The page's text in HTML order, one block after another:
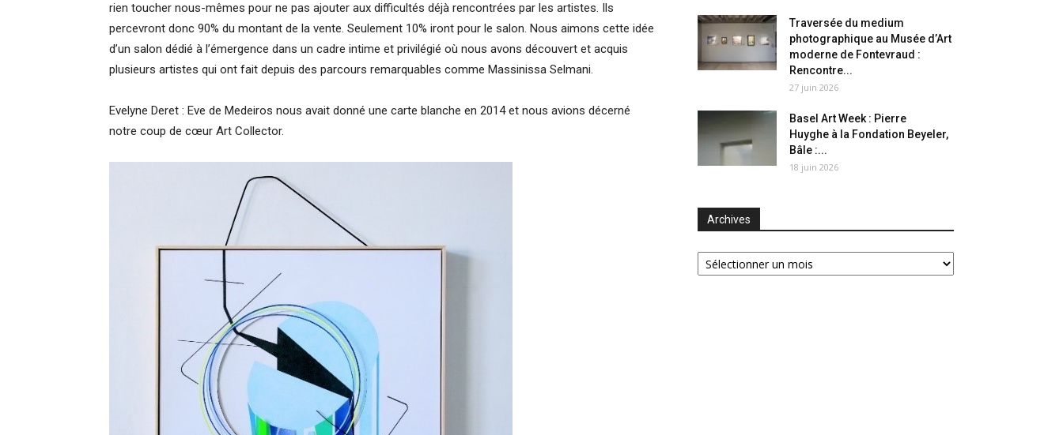
rien toucher nous-mêmes pour ne pas ajouter aux difficultés déjà rencontrées par les artistes. Ils
percevront donc 90% du montant de la vente. Seulement 10% iront pour le salon. Nous aimons cette idée
d’un salon dédié à l’émergence dans un cadre intime et privilégié où nous avons découvert et acquis
plusieurs artistes qui ont fait depuis des parcours remarquables comme Massinissa Selmani.
Evelyne Deret : Eve de Medeiros nous avait donné une carte blanche en 2014 et nous avions décerné
notre coup de cœur Art Collector.
Traversée du medium
photographique au Musée d’Art
moderne de Fontevraud :
Rencontre...
27 juin 2026
Basel Art Week : Pierre
Huyghe à la Fondation Beyeler,
Bâle :...
18 juin 2026
Archives
Archives